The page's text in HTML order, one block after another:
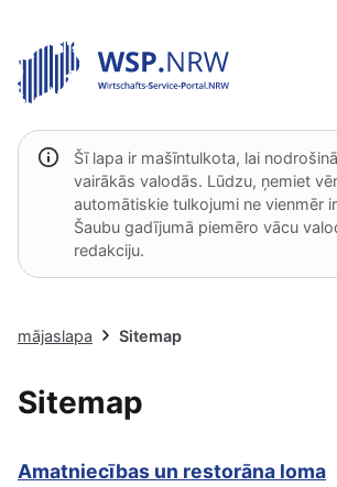
Šī lapa ir mašīntulkota, lai
vairākās valodās. Lūdzu, ņemiet
automātiskie tulkojumi ne vienmēr
Šaubu gadījumā piemēro vācu
redakciju.
mājaslapa Sitemap
Sitemap
Amatniecības un restorāna loma